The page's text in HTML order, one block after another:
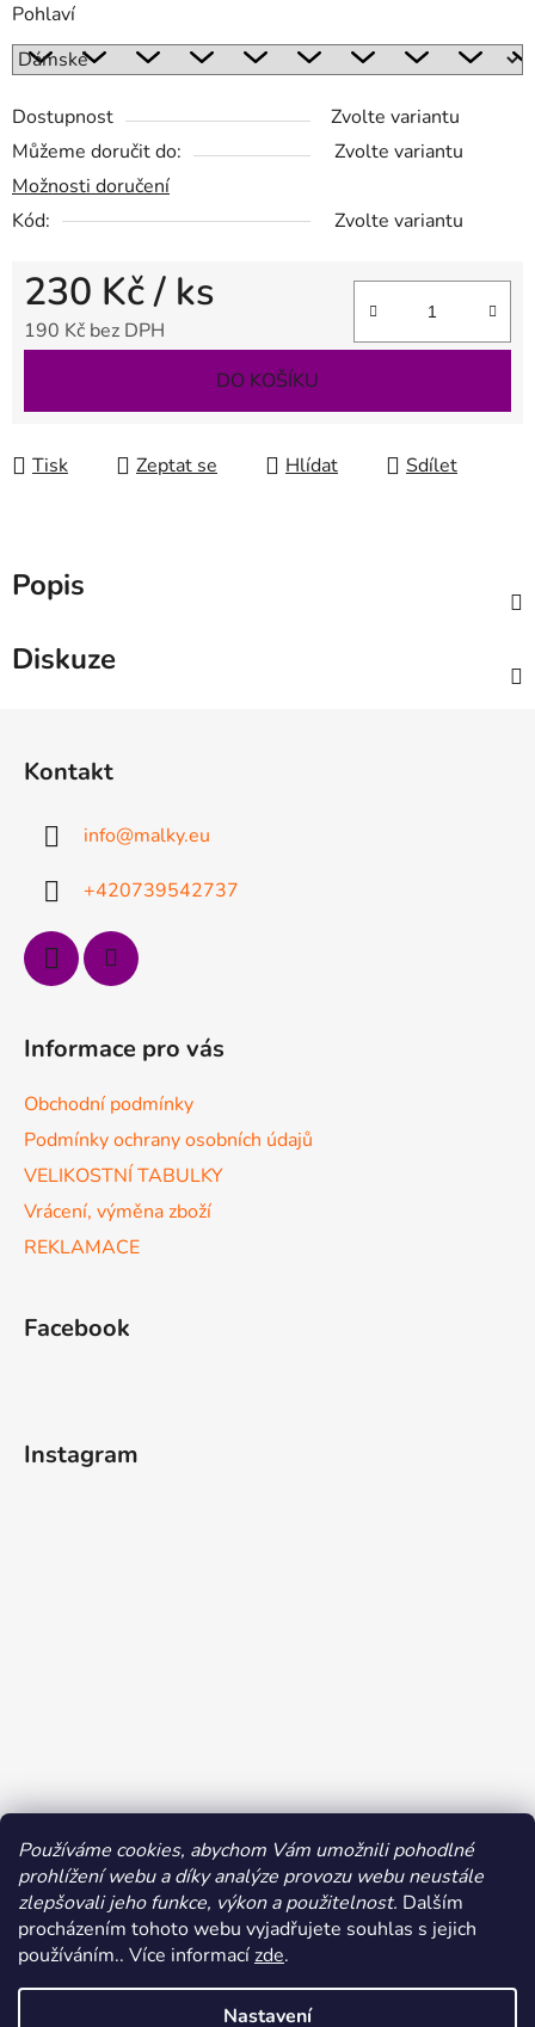
Používáme cookies, abychom Vám umožnili pohodlné
prohlížení webu a díky analýze provozu webu neustále
zlepšovali jeho funkce, výkon a použitelnost. Dalším
procházením tohoto webu vyjadřujete souhlas s jejich
používáním.. Více informacízde.
Nastavení
Pohlaví
Dostupnost
Zvolte variantu
Můžeme doručit do:
Zvolte variantu
Možnosti doručení
Kód:
Zvolte variantu
230 Kč/ ks
190 Kč bez DPH
DO KOŠÍKU
Tisk Zeptat se Hlídat Sdílet
Popis
Diskuze
Kontakt
info@malky.eu
+420739542737
Informace pro vás
Obchodní podmínky
Podmínky ochrany osobních údajů
VELIKOSTNÍ TABULKY
Vrácení, výměna zboží
REKLAMACE
Facebook
Instagram
Sledovat na Instagramu